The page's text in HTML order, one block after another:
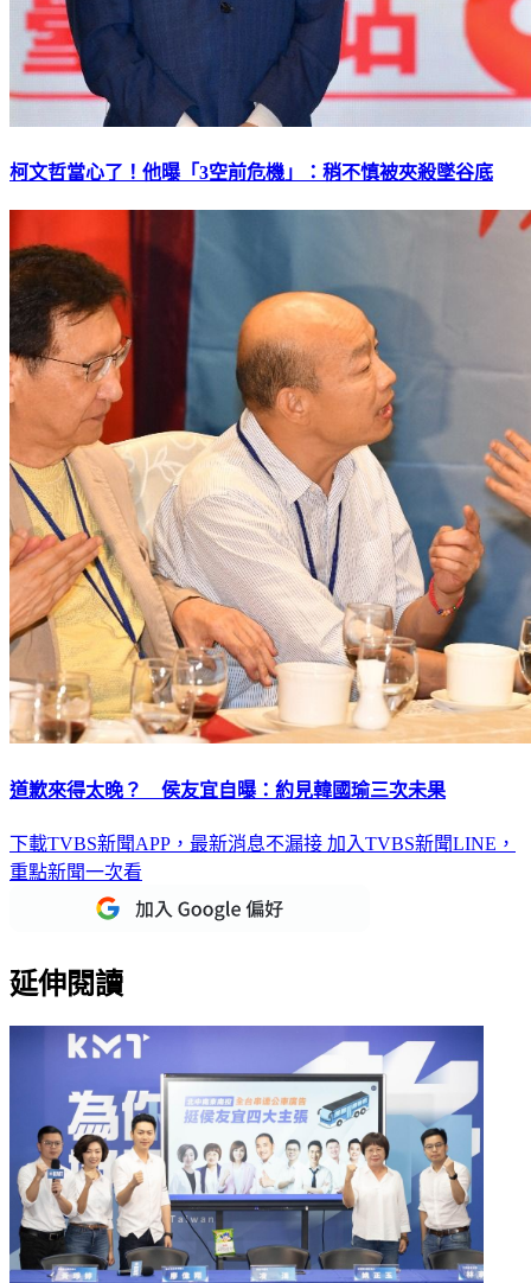
柯文哲當心了！他曝「3空前危機」：稍不慎被夾殺墜谷底
道歉來得太晚？ 侯友宜自曝：約見韓國瑜三次未果
下載TVBS新聞APP，最新消息不漏接 加入TVBS新聞LINE，
重點新聞一次看
延伸閱讀